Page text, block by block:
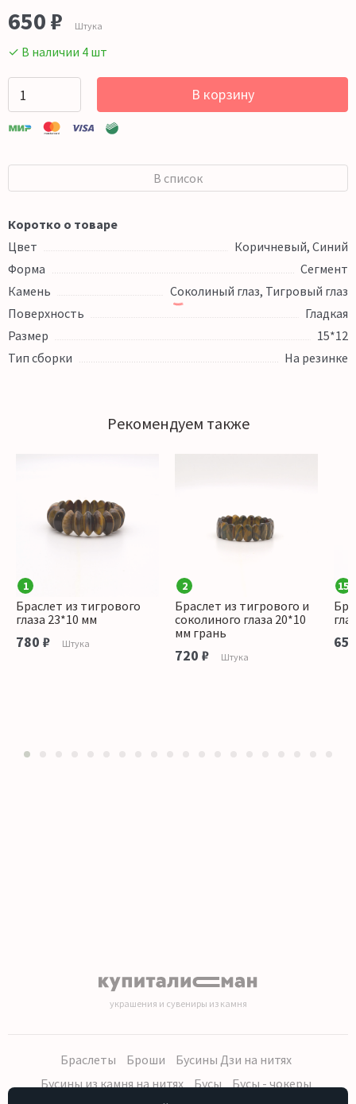
650 ₽ Штука
✓ В наличии 4 шт
В корзину
В список
Коротко о товаре
Цвет
Коричневый, Синий
Форма
Сегмент
Камень
Соколиный глаз, Тигровый глаз
Поверхность
Гладкая
Размер
15*12
Тип сборки
На резинке
Рекомендуем также
1
Браслет из тигрового
глаза 23*10 мм
780 ₽ Штука
2
Браслет из тигрового и
соколиного глаза 20*10
мм грань
720 ₽ Штука
15
украшения и сувениры из камня
Браслеты Броши
Бусины Дзи на нитях
Бусины из камня на нитях
Бусы
Бусы - чокеры